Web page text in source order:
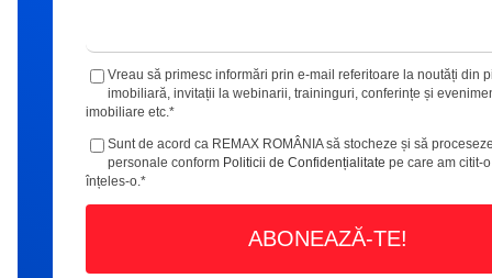
Vreau să primesc informări prin e-mail referitoare la noutăți din
imobiliară, invitații la webinarii, traininguri, conferințe și
imobiliare etc.*
Sunt de acord ca REMAX ROMÂNIA să stocheze și să
personale conform Politicii de Confidențialitate pe care am citit-
înțeles-o.*